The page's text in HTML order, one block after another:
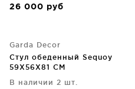
26 000 руб
Garda Decor
Стул обеденный Sequoy
59X56X81 CM
В наличии 2 шт.